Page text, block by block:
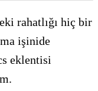
rahatlığı hiç bir
işinide
eklentisi